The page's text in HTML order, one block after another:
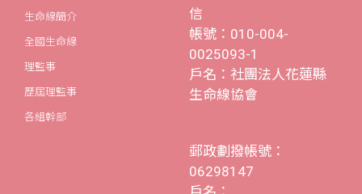
生命線簡介
全國生命線
理監事
歷屆理監事
各組幹部
信
帳號：010-004-
0025093-1
戶名：社團法人花蓮縣
生命線協會
郵政劃撥帳號：
06298147